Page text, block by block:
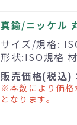
真鍮/ニッケル
サイズ/規格:
形状:ISO規格
販売価格(税込
※本数により価格
となります。